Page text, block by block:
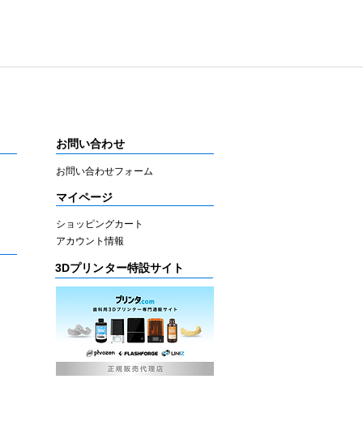
お問い合わせ
お問い合わせフォーム
マイページ
ショッピングカート
アカウント情報
3Dプリンター特設サイト